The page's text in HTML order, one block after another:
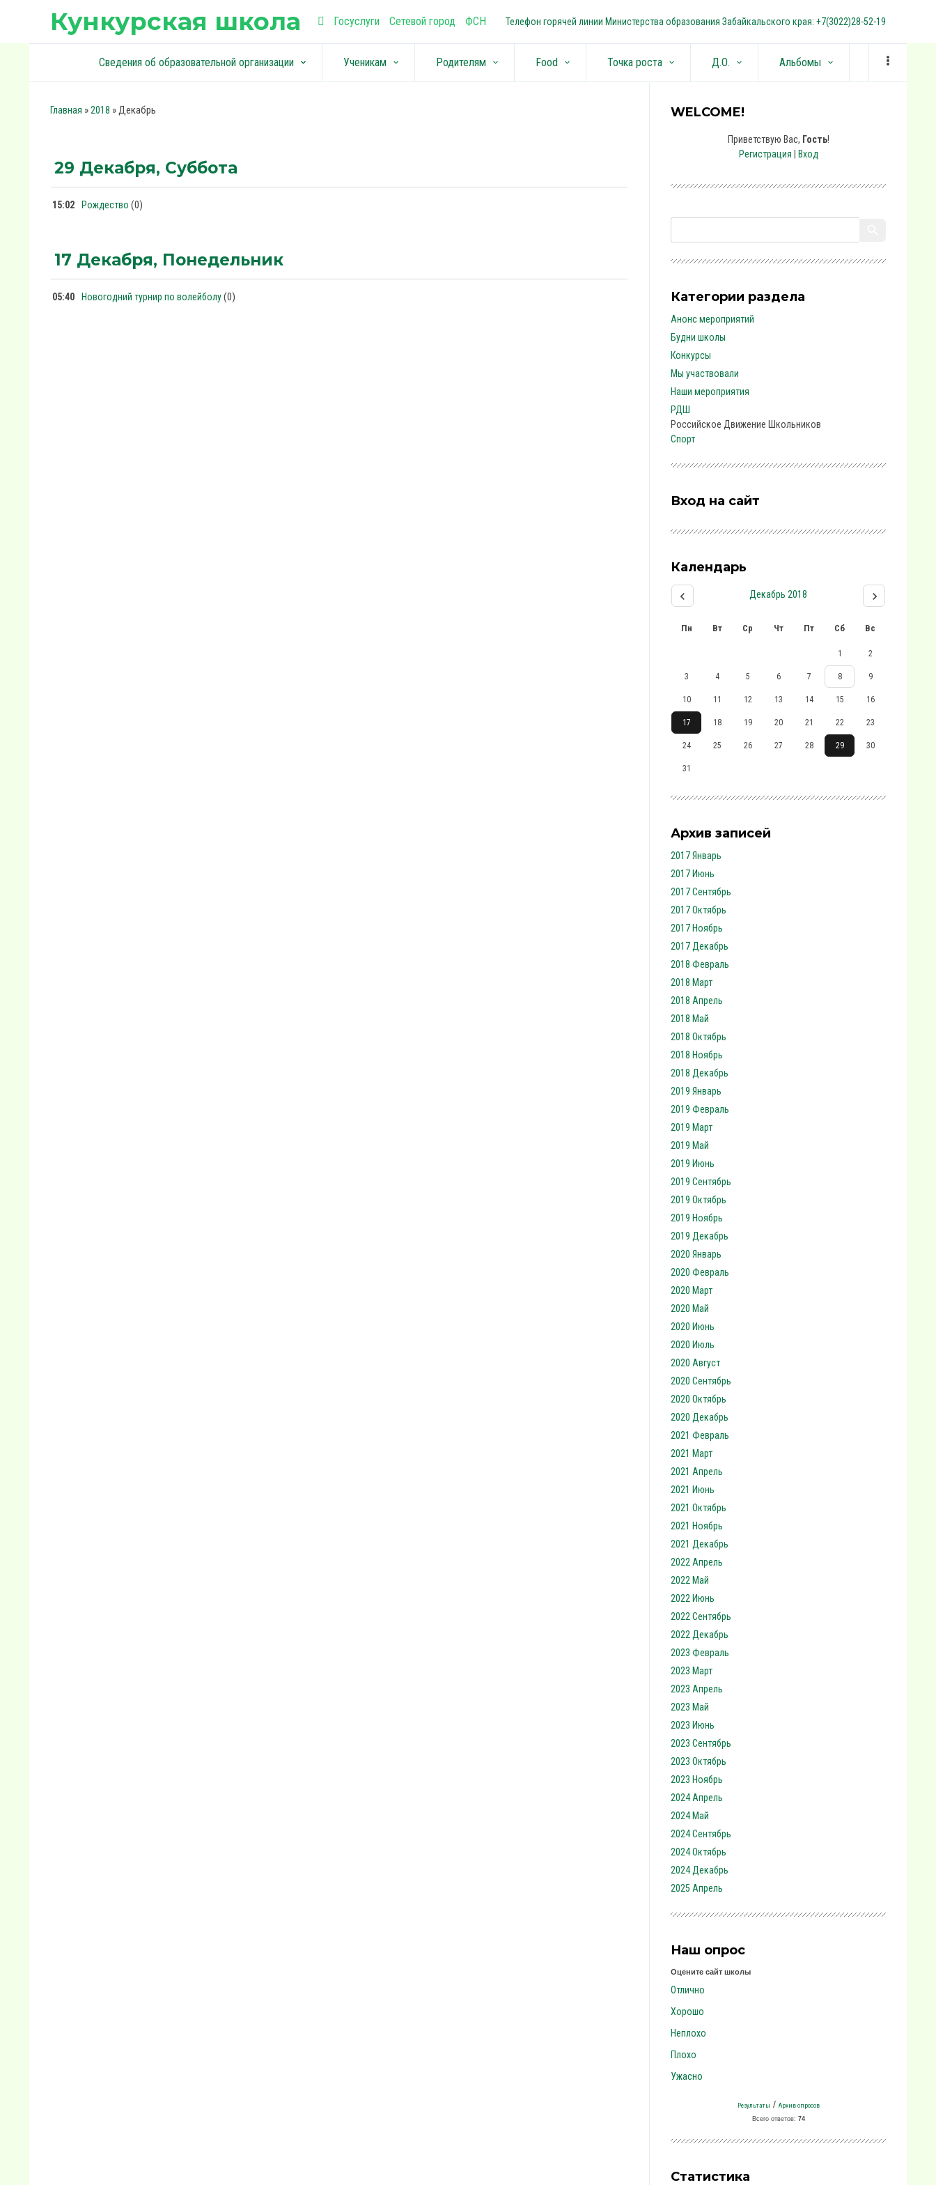
Кункурская школа Госуслуги Сетевой город ФСН Телефон горячей линии Министерства образования Забайкальского края: +7(3022)28-52-19
keyboard_arrow_down
Сведения об образовательной организации keyboard_arrow_down Ученикам keyboard_arrow_down Родителям keyboard_arrow_down Food keyboard_arrow_down Точка роста keyboard_arrow_down Д.О. keyboard_arrow_down Альбомы keyboard_arrow_down
Главная »2018 »Декабрь
29 Декабря, Суббота
15:02 Рождество (0)
17 Декабря, Понедельник
05:40 Новогодний турнир по волейболу(0)
WELCOME!
Приветствую Вас, Гость!
Регистрация
Вход
Категории раздела
Анонс мероприятий
Будни школы
Конкурсы
Мы участвовали
Наши мероприятия
РДШ
Российское Движение Школьников
Спорт
Вход на сайт
Календарь
Декабрь 2018
Пн Вт Ср Чт Пт Сб Вс
1 2
3 4 5 6 7 8 9
10 11 12 13 14 15 16
17 18 19 20 21 22 23
24 25 26 27 28 29 30
31
Архив записей
2017 Январь
2017 Июнь
2017 Сентябрь
2017 Октябрь
2017 Ноябрь
2017 Декабрь
2018 Февраль
2018 Март
2018 Апрель
2018 Май
2018 Октябрь
2018 Ноябрь
2018 Декабрь
2019 Январь
2019 Февраль
2019 Март
2019 Май
2019 Июнь
2019 Сентябрь
2019 Октябрь
2019 Ноябрь
2019 Декабрь
2020 Январь
2020 Февраль
2020 Март
2020 Май
2020 Июнь
2020 Июль
2020 Август
2020 Сентябрь
2020 Октябрь
2020 Декабрь
2021 Февраль
2021 Март
2021 Апрель
2021 Июнь
2021 Октябрь
2021 Ноябрь
2021 Декабрь
2022 Апрель
2022 Май
2022 Июнь
2022 Сентябрь
2022 Декабрь
2023 Февраль
2023 Март
2023 Апрель
2023 Май
2023 Июнь
2023 Сентябрь
2023 Октябрь
2023 Ноябрь
2024 Апрель
2024 Май
2024 Сентябрь
2024 Октябрь
2024 Декабрь
2025 Апрель
Наш опрос
Оцените сайт школы
Отлично
Хорошо
Неплохо
Плохо
Ужасно
Результаты / Архив опросов
Всего ответов: 74
Статистика